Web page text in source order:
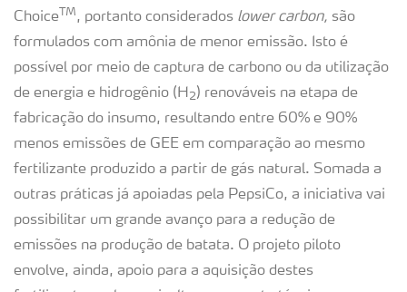
Choice TM, portanto considerados lower carbon, são
formulados com amônia de menor emissão. Isto é
possível por meio de captura de carbono ou da utilização
de energia e hidrogênio (H 2) renováveis na etapa de
fabricação do insumo, resultando entre 60% e 90%
menos emissões de GEE em comparação ao mesmo
fertilizante produzido a partir de gás natural. Somada a
outras práticas já apoiadas pela PepsiCo, a iniciativa vai
possibilitar um grande avanço para a redução de
emissões na produção de batata. O projeto piloto
envolve, ainda, apoio para a aquisição destes